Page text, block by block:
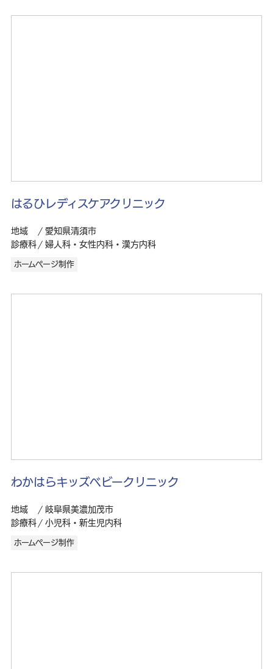
はるひレディスケアクリニック
地域
愛知県清須市
診療科
婦人科・女性内科・漢方内科
ホームページ制作
わかはらキッズベビークリニック
地域
岐阜県美濃加茂市
診療科
小児科・新生児内科
ホームページ制作